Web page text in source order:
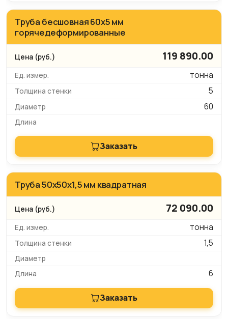
Труба бесшовная 60х5 мм
горячедеформированные
119 890.00
тонна
5
60
Заказать
Труба 50x50х1,5 мм квадратная
72 090.00
тонна
1,5
6
Заказать